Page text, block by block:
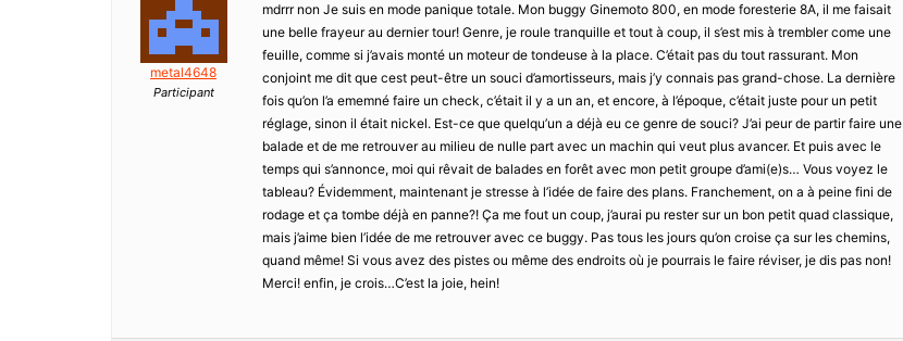
metal4648
Participant
mdrrr non Je suis en mode panique totale. Mon buggy Ginemoto 800, en mode foresterie 8A, il me faisait
une belle frayeur au dernier tour! Genre, je roule tranquille et tout à coup, il s’est mis à trembler come une
feuille, comme si j’avais monté un moteur de tondeuse à la place. C’était pas du tout rassurant. Mon
conjoint me dit que cest peut-être un souci d’amortisseurs, mais j’y connais pas grand-chose. La dernière
fois qu’on l’a ememné faire un check, c’était il y a un an, et encore, à l’époque, c’était juste pour un petit
réglage, sinon il était nickel. Est-ce que quelqu’un a déjà eu ce genre de souci? J’ai peur de partir faire une
balade et de me retrouver au milieu de nulle part avec un machin qui veut plus avancer. Et puis avec le
temps qui s’annonce, moi qui rêvait de balades en forêt avec mon petit groupe d’ami(e)s… Vous voyez le
tableau? Évidemment, maintenant je stresse à l’idée de faire des plans. Franchement, on a à peine fini de
rodage et ça tombe déjà en panne?! Ça me fout un coup, j’aurai pu rester sur un bon petit quad classique,
mais j’aime bien l’idée de me retrouver avec ce buggy. Pas tous les jours qu’on croise ça sur les chemins,
quand même! Si vous avez des pistes ou même des endroits où je pourrais le faire réviser, je dis pas non!
Merci! enfin, je crois…C’est la joie, hein!